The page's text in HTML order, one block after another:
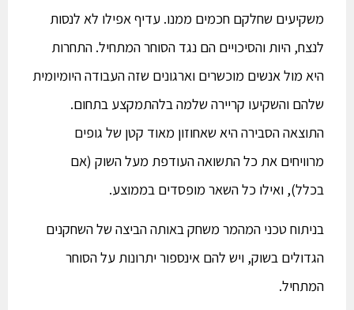
משקיעים שחלקם חכמים ממנו. עדיף אפילו לא לנסות
לנצח, היות והסיכויים הם נגד הסוחר המתחיל. התחרות
היא מול אנשים מוכשרים וארגונים שזה העבודה היומיומית
שלהם והשקיעו קריירה שלמה בלהתמקצע בתחום.
התוצאה הסבירה היא שאחוזון מאוד קטן של גופים
מרוויחים את כל התשואה העודפת מעל השוק (אם
בכלל), ואילו כל השאר מופסדים בממוצע.
בניתוח טכני המהמר משחק באותה הביצה של השחקנים
הגדולים בשוק, ויש להם אינספור יתרונות על הסוחר
המתחיל.